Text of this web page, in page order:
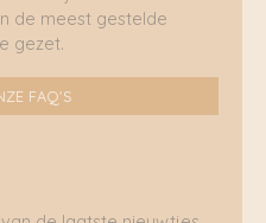
de meest gestelde
gezet.
FAQ'S